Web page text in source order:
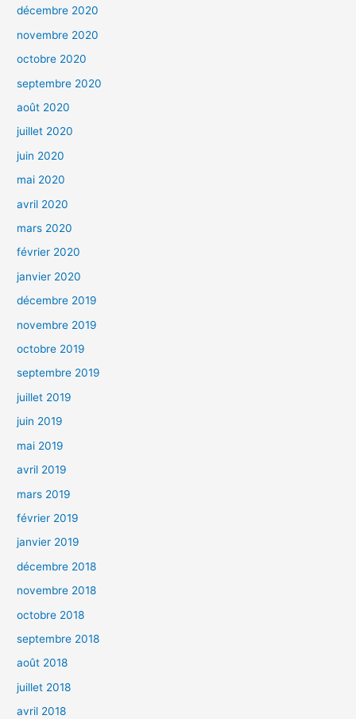
décembre 2020
novembre 2020
octobre 2020
septembre 2020
août 2020
juillet 2020
juin 2020
mai 2020
avril 2020
mars 2020
février 2020
janvier 2020
décembre 2019
novembre 2019
octobre 2019
septembre 2019
juillet 2019
juin 2019
mai 2019
avril 2019
mars 2019
février 2019
janvier 2019
décembre 2018
novembre 2018
octobre 2018
septembre 2018
août 2018
juillet 2018
avril 2018